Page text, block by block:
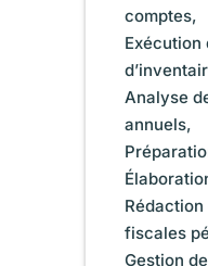
comptes,
Exécution
Analyse
annuels,
fiscales
Gestion